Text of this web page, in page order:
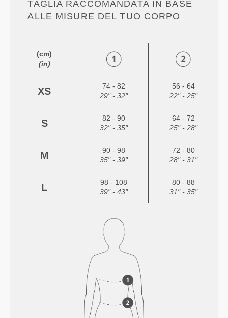
TAGLIA RACCOMANDATA IN BASE
ALLE MISURE DEL TUO CORPO
(cm)
(in)
XS
74 - 82
29" - 32"
56 - 64
22" - 25"
S
82 - 90
32" - 35"
64 - 72
25" - 28"
M
90 - 98
35" - 39"
72 - 80
28" - 31"
L
98 - 108
39" - 43"
80 - 88
31" - 35"